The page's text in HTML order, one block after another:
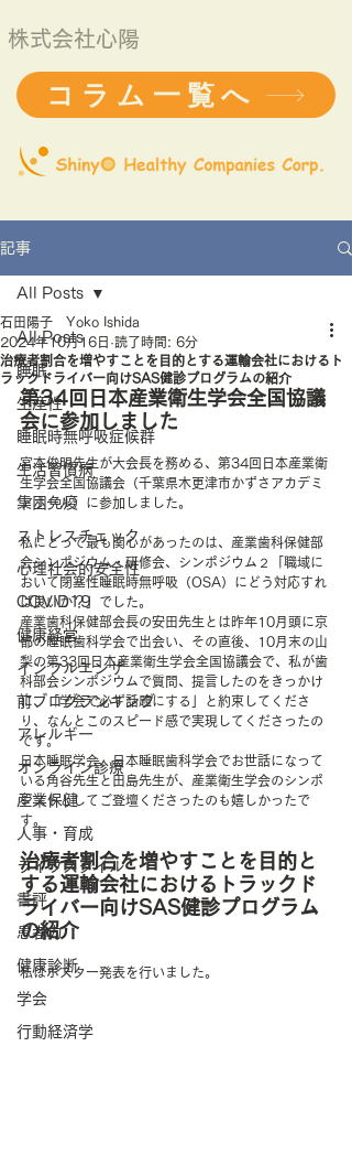
株式会社心陽
コラム一覧へ
記事
All Posts
睡眠
生産性
睡眠時無呼吸症候群
生活習慣病
集団免疫
ストレスチェック
心理社会的安全性
COVID19
健康経営
インフルエンザ
前ブログランキング
アレルギー
オンライン診療
産業保健
人事・育成
ライフスタイル
書評
患者力
健康診断
学会
行動経済学
All Posts
治療者割合を増やすことを目的とする運輸会社におけるト
ラックドライバー向けSAS健診プログラムの紹介
石田陽子 Yoko Ishida
2024年10月16日 読了時間: 6分
第34回日本産業衛生学会全国協議
会に参加しました
宮本俊明先生が大会長を務める、第34回日本産業衛
生学会全国協議会（千葉県木更津市かずさアカデミ
アホール）に参加しました。
私にとって最も関心があったのは、産業歯科保健部
会シンポジウム・研修会、シンポジウム２「職域に
おいて閉塞性睡眠時無呼吸（OSA）にどう対応すれ
ば良いか？」でした。
産業歯科保健部会長の安田先生とは昨年10月頭に京
都の睡眠歯科学会で出会い、その直後、10月末の山
梨の第33回日本産業衛生学会全国協議会で、私が歯
科部会シンポジウムで質問、提言したのをきっかけ
に、「学会で必ず話題にする」と約束してくださ
り、なんとこのスピード感で実現してくださったの
です。
日本睡眠学会、日本睡眠歯科学会でお世話になって
いる角谷先生と田島先生が、産業衛生学会のシンポ
ジストとしてご登壇くださったのも嬉しかったで
す。
治療者割合を増やすことを目的と
する運輸会社におけるトラックド
ライバー向けSAS健診プログラム
の紹介
私はポスター発表を行いました。